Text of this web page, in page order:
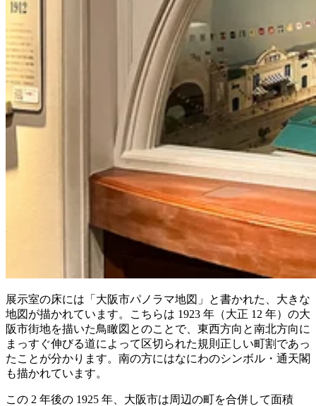
展示室の床には「大阪市パノラマ地図」と書かれた、大きな
地図が描かれています。こちらは 1923 年（大正 12 年）の大
阪市街地を描いた鳥瞰図とのことで、東西方向と南北方向に
まっすぐ伸びる道によって区切られた規則正しい町割であっ
たことが分かります。南の方にはなにわのシンボル・通天閣
も描かれています。
この 2 年後の 1925 年、大阪市は周辺の町を合併して面積